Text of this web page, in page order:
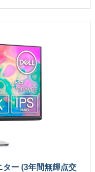
ー (3年間無輝点交